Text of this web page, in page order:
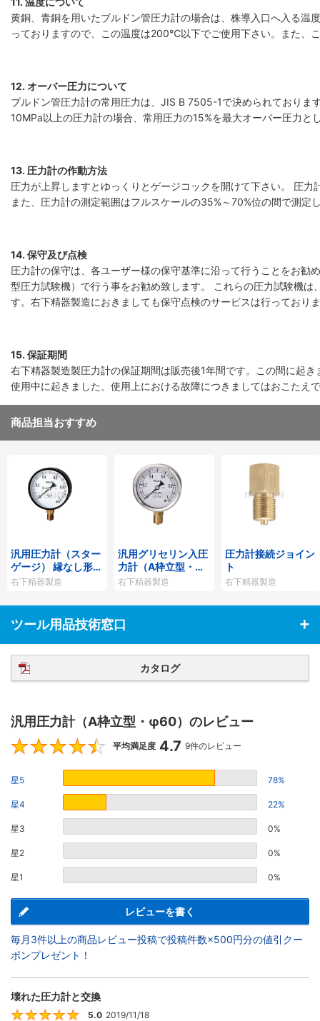
黄銅、青銅を用いたブルドン管圧力計の場合は、株導入口へ入る
っておりますので、この温度は200℃以下でご使用下さい。また、
12. オーバー圧力について
ブルドン管圧力計の常用圧力は、JIS B 7505-1で決められておりま
10MPa以上の圧力計の場合、常用圧力の15%を最大オーバー圧力
13. 圧力計の作動方法
圧力が上昇しますとゆっくりとゲージコックを開けて下さい。 圧
また、圧力計の測定範囲はフルスケールの35%～70%位の間で測定
14. 保守及び点検
圧力計の保守は、各ユーザー様の保守基準に沿って行うことをお
型圧力試験機）で行う事をお勧め致します。 これらの圧力試験機
す。右下精器製造におきましても保守点検のサービスは行っており
15. 保証期間
右下精器製造製圧力計の保証期間は販売後1年間です。この間に起
使用中に起きました、使用上における故障につきましてはおこたえ
商品担当おすすめ
汎用圧力計（スター
ゲージ） 縁なし形
（A型）
右下精器製造
汎用グリセリン入圧
力計（A枠立型・φ6
0）
右下精器製造
圧力計接続ジョイン
ト
右下精器製造
ツール用品技術窓口
カタログ
汎用圧力計（A枠立型・φ60）のレビュー
4.7
平均満足度 4.7 9件のレビュー
星5 78%
星4 22%
星3 0%
星2 0%
星1 0%
レビューを書く
毎月3件以上の商品レビュー投稿で投稿件数×500円分の値引クー
ポンプレゼント！
壊れた圧力計と交換
5.0 2019/11/18